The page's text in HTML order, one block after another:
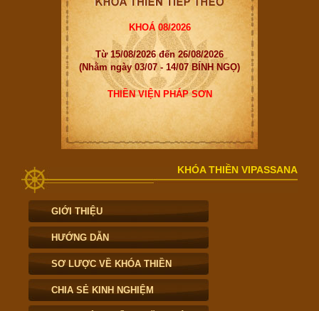
KHOÁ 08/2026
Từ 15/08/2026 đến 26/08/2026
(Nhằm ngày 03/07 - 14/07 BÍNH NGỌ)
THIỀN VIỆN PHÁP SƠN
KHÓA THIỀN VIPASSANA
GIỚI THIỆU
HƯỚNG DẪN
SƠ LƯỢC VỀ KHÓA THIỀN
CHIA SẺ KINH NGHIỆM